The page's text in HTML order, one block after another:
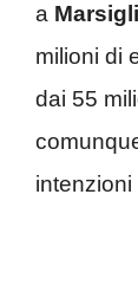
a
milioni di
dai 55